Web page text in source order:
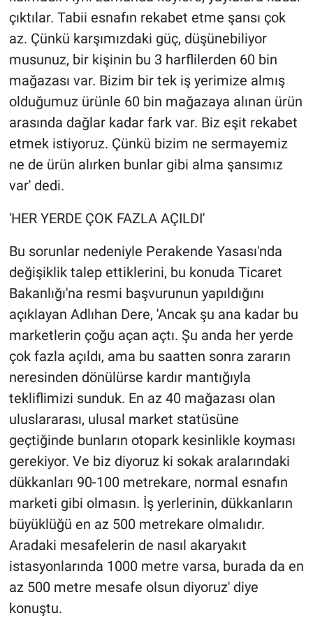
çıktılar. Tabii esnafın rekabet etme şansı çok
az. Çünkü karşımızdaki güç, düşünebiliyor
musunuz, bir kişinin bu 3 harflilerden 60 bin
mağazası var. Bizim bir tek iş yerimize almış
olduğumuz ürünle 60 bin mağazaya alınan ürün
arasında dağlar kadar fark var. Biz eşit rekabet
etmek istiyoruz. Çünkü bizim ne sermayemiz
ne de ürün alırken bunlar gibi alma şansımız
var' dedi.
'HER YERDE ÇOK FAZLA AÇILDI'
Bu sorunlar nedeniyle Perakende Yasası'nda
değişiklik talep ettiklerini, bu konuda Ticaret
Bakanlığı'na resmi başvurunun yapıldığını
açıklayan Adlıhan Dere, 'Ancak şu ana kadar bu
marketlerin çoğu açan açtı. Şu anda her yerde
çok fazla açıldı, ama bu saatten sonra zararın
neresinden dönülürse kardır mantığıyla
tekliflimizi sunduk. En az 40 mağazası olan
uluslararası, ulusal market statüsüne
geçtiğinde bunların otopark kesinlikle koyması
gerekiyor. Ve biz diyoruz ki sokak aralarındaki
dükkanları 90-100 metrekare, normal esnafın
marketi gibi olmasın. İş yerlerinin, dükkanların
büyüklüğü en az 500 metrekare olmalıdır.
Aradaki mesafelerin de nasıl akaryakıt
istasyonlarında 1000 metre varsa, burada da en
az 500 metre mesafe olsun diyoruz' diye
konuştu.
Nedir
Popüler
Programlar
Sağlık
Spor
Teknoloji
Türkiye'nin Geleceği
Türkiye'nin Gündemi
Yerel Gündem
Yerel Yaşam
Canlı Yayın